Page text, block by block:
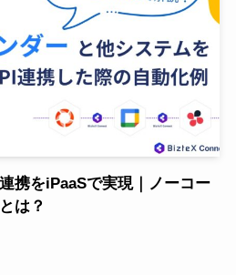
携をiPaaSで実現｜ノーコー
は？